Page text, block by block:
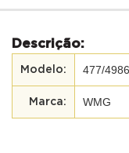
Descrição:
477/
WMG